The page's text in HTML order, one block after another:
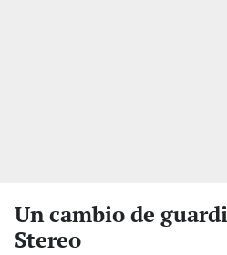
Un cambio de
Stereo